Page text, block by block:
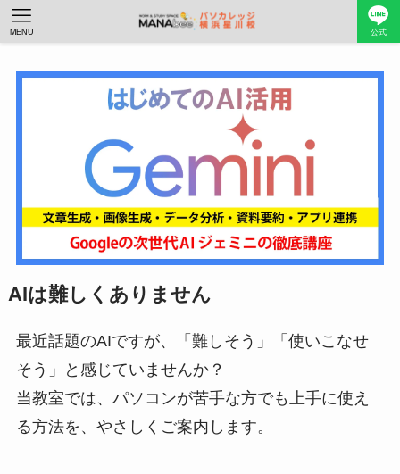
公式
MENU
AIは難しくありません
最近話題のAIですが、「難しそう」「使いこなせ
そう」と感じていませんか？
当教室では、パソコンが苦手な方でも上手に使え
る方法を、やさしくご案内します。